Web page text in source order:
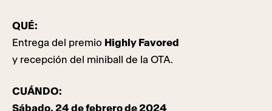
QUÉ:
Entrega del premio Highly Favored
y recepción del miniball de la OTA.
CUÁNDO:
Sábado, 24 de febrero de 2024